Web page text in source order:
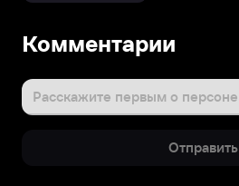
Комментарии
Расскажите первым о персоне
Отправить